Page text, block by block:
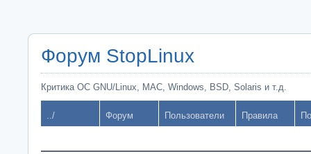
Форум StopLinux
Критика ОС GNU/Linux, MAC, Windows, BSD, Solaris и т.д.
../ Форум Пользователи Правила